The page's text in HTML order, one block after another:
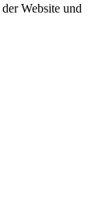
Website und